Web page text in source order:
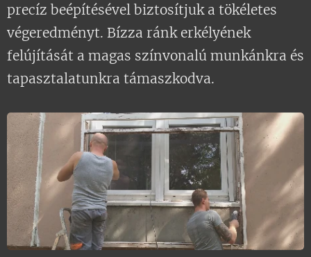
precíz beépítésével biztosítjuk a tökéletes
végeredményt. Bízza ránk erkélyének
felújítását a magas színvonalú munkánkra és
tapasztalatunkra támaszkodva.